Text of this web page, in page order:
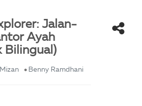
Jalan-
Ayah
Bilingual)
Benny Ramdhani